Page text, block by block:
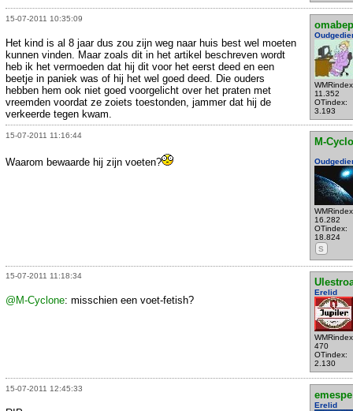
15-07-2011 10:35:09
omabep
11.352
OTindex:
3.193
Het kind is al 8 jaar dus zou zijn weg naar huis best wel moeten
kunnen vinden. Maar zoals dit in het artikel beschreven wordt
heb ik het vermoeden dat hij dit voor het eerst deed en een
beetje in paniek was of hij het wel goed deed. Die ouders
hebben hem ook niet goed voorgelicht over het praten met
vreemden voordat ze zoiets toestonden, jammer dat hij de
verkeerde tegen kwam.
15-07-2011 11:16:44
M-
16.282
OTindex:
18.824
S
Waarom bewaarde hij zijn voeten?
15-07-2011 11:18:34
Erelid
470
OTindex:
2.130
@M-Cyclone: misschien een voet-fetish?
15-07-2011 12:45:33
emespe
Erelid